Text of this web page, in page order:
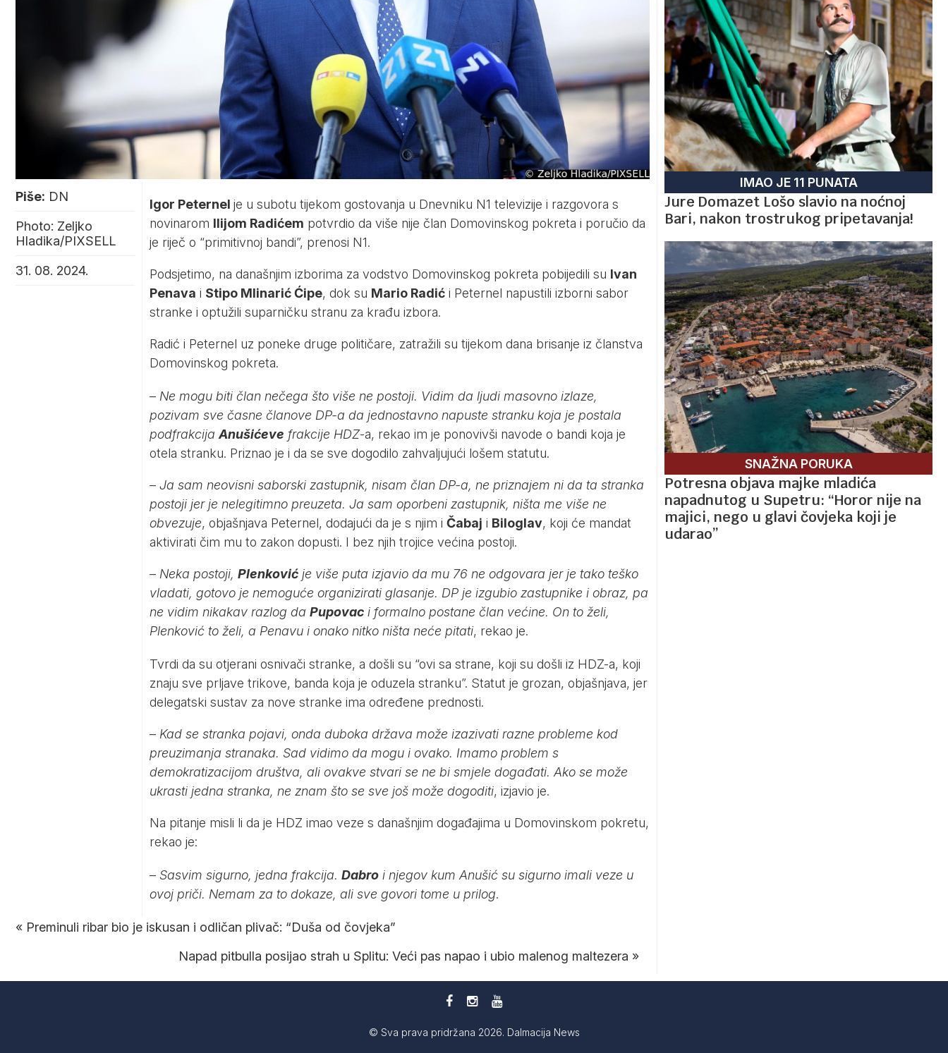
Piše: DN
Photo: Zeljko
Hladika/PIXSELL
31. 08. 2024.
Igor Peternel je u subotu tijekom gostovanja u Dnevniku N1 televizije i razgovora s
novinarom Ilijom Radićem potvrdio da više nije član Domovinskog pokreta i poručio da
je riječ o “primitivnoj bandi”, prenosi N1.
Podsjetimo, na današnjim izborima za vodstvo Domovinskog pokreta pobijedili su Ivan
Penava i Stipo Mlinarić Ćipe, dok su Mario Radići Peternel napustili izborni sabor
stranke i optužili suparničku stranu za krađu izbora.
Radić i Peternel uz poneke druge političare, zatražili su tijekom dana brisanje iz članstva
Domovinskog pokreta.
– Ne mogu biti član nečega što više ne postoji. Vidim da ljudi masovno izlaze,
pozivam sve časne članove DP-a da jednostavno napuste stranku koja je postala
podfrakcijaAnušićeve frakcije HDZ-a, rekao im je ponovivši navode o bandi koja je
otela stranku. Priznao je i da se sve dogodilo zahvaljujući lošem statutu.
–Ja sam neovisni saborski zastupnik, nisam član DP-a, ne priznajem ni da ta stranka
postoji jer je nelegitimno preuzeta. Ja sam oporbeni zastupnik, ništa me više ne
obvezuje, objašnjava Peternel, dodajući da je s njim i Čabaj i Biloglav, koji će mandat
aktivirati čim mu to zakon dopusti. I bez njih trojice većina postoji.
– Neka postoji, Plenkovićje više puta izjavio da mu 76 ne odgovara jer je tako teško
vladati, gotovo je nemoguće organizirati glasanje. DP je izgubio zastupnike i obraz, pa
ne vidim nikakav razlog da Pupovaci formalno postane član većine. On to želi,
Plenković to želi, a Penavu i onako nitko ništa neće pitati, rekao je.
Tvrdi da su otjerani osnivači stranke, a došli su “ovi sa strane, koji su došli iz HDZ-a, koji
znaju sve prljave trikove, banda koja je oduzela stranku”. Statut je grozan, objašnjava, jer
delegatski sustav za nove stranke ima određene prednosti.
– Kad se stranka pojavi, onda duboka država može izazivati razne probleme kod
preuzimanja stranaka. Sad vidimo da mogu i ovako. Imamo problem s
demokratizacijom društva, ali ovakve stvari se ne bi smjele događati. Ako se može
ukrasti jedna stranka, ne znam što se sve još može dogoditi, izjavio je.
Na pitanje misli li da je HDZ imao veze s današnjim događajima u Domovinskom pokretu,
rekao je:
– Sasvim sigurno, jedna frakcija. Dabroi njegov kum Anušić su sigurno imali veze u
ovoj priči. Nemam za to dokaze, ali sve govori tome u prilog.
« Preminuli ribar bio je iskusan i odličan plivač: “Duša od čovjeka”
Napad pitbulla posijao strah u Splitu: Veći pas napao i ubio malenog maltezera »
IMAO JE 11 PUNATA
Jure Domazet Lošo slavio na noćnoj
Bari, nakon trostrukog pripetavanja!
SNAŽNA PORUKA
Potresna objava majke mladića
napadnutog u Supetru: “Horor nije na
majici, nego u glavi čovjeka koji je
udarao”
© Sva prava pridržana 2026. Dalmacija News